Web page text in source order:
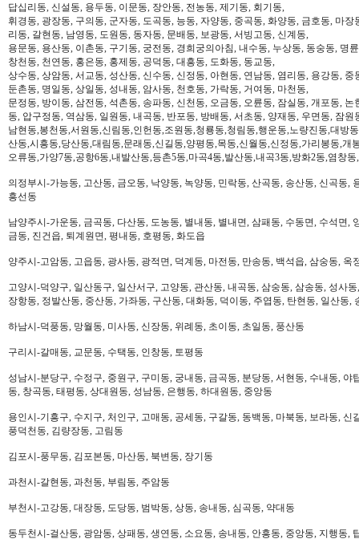
답십리동, 신설동, 용두동, 이문동, 장안동, 전농동, 제기동, 회기동,
휘경동, 광장동, 구의동, 군자동, 도곡동, 능동, 자양동, 중곡동, 화양동, 금호동, 마
리동, 갈현동, 남영동, 도원동, 동자동, 문배동, 보광동, 서빙고동, 신계동,
용문동, 용산동, 이촌동, 구기동, 궁전동, 경희궁의아침, 내수동, 누상동, 동숭동, 명
창천동, 천연동, 홍은동, 홍제동, 공덕동, 대흥동, 도화동, 동교동,
상수동, 상암동, 서교동, 성산동, 신수동, 신정동, 아현동, 연남동, 염리동, 용강동,
둔촌동, 명일동, 상일동, 성내동, 암사동, 천호동, 가락동, 거여동, 마천동,
문정동, 방이동, 삼전동, 석촌동, 송파동, 신천동, 오금동, 오륜동, 잠실동, 개포동,
동, 압구정동, 역삼동, 일원동, 내곡동, 반포동, 방배동, 서초동, 양재동, 우면동, 잠원
남현동,봉천동,서원동,신림동,인헌동,조원동,청룡동,청림동,행운동,노량진동,대방
산동,시흥동,당산동,대림동,문래동,신길동,양평동,목동,신월동,신정동,가리봉동,개
오류동,가양7동,공항6동,내발산동,등촌5동,마곡4동,발산동,내곡3동,방화2동,염창동
의정부시-가능동, 고산동, 금오동, 낙양동, 녹양동, 민락동, 산곡동, 송산동, 신곡동,
흥선동
남양주시-가운동, 금곡동, 다산동, 도농동, 별내동, 별내면, 삼패동, 수동면, 수석면,
금동, 진건읍, 퇴계원면, 평내동, 호평동, 화도읍
양주시-고암동, 고읍동, 광사동, 광적면, 덕계동, 마전동, 만송동, 백석읍, 삼숭동, 옥
고양시-덕양구, 일산동구, 일산서구, 고양동, 관산동, 내곡동, 삼숭동, 삼송동, 성사
장항동, 정발산동, 중산동, 가좌동, 구산동, 대화동, 덕이동, 주엽동, 탄현동, 일산동,
하남시-덕풍동, 망월동, 미사동, 신장동, 위례동, 초이동, 초일동, 풍산동
구리시-갈매동, 교문동, 수택동, 인창동, 토평동
성남시-분당구, 수정구, 중원구, 구미동, 궁내동, 금곡동, 분당동, 서현동, 수내동,
동, 창곡동, 태평동, 상대원동, 성남동, 은행동, 하대원동, 중앙동
용인시-기흥구, 수지구, 처인구, 고매동, 공세동, 구갈동, 동백동, 마북동, 보라동,
풍덕천동, 김량장동, 고림동
김포시-풍무동, 김포본동, 마산동, 북변동, 장기동
과천시-갈현동, 과천동, 부림동, 주암동
부천시-고강동, 대장동, 도당동, 범박동, 상동, 송내동, 심곡동, 약대동
동두천시-걸산동, 광암동, 상패동, 생연동, 소요동, 송내동, 안흥동, 중앙동, 지행동,